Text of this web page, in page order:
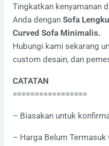
Tingkatkan kenyamanan
Anda denganSofa
Curved Sofa Minimalis.
Hubungi kami sekarang
custom desain, dan
CATATAN
=================
– Biasakan untuk
– Harga Belum Termasuk